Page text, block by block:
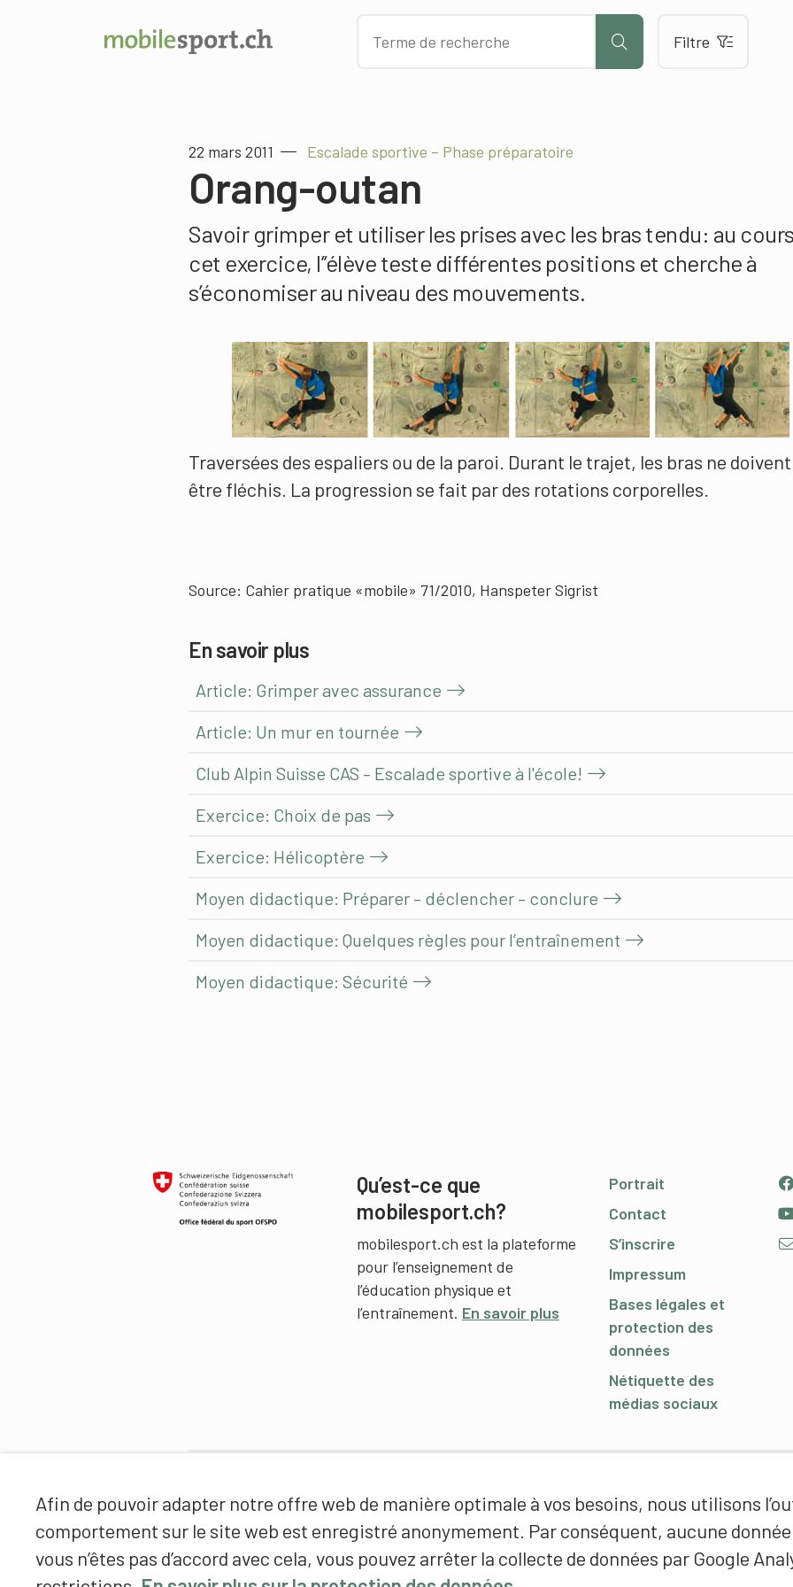
Afin de pouvoir adapter notre offre web de manière optimale à vos besoins, nous utilisons
comportement sur le site web est enregistré anonymement. Par conséquent, aucune
vous n’êtes pas d’accord avec cela, vous pouvez arrêter la collecte de données par Google
Filtre
22 mars 2011 Escalade sportive – Phase préparatoire
Orang-outan
Savoir grimper et utiliser les prises avec les bras tendu: au
cet exercice, l’’élève teste différentes positions et cherche à
s’économiser au niveau des mouvements.
Traversées des espaliers ou de la paroi. Durant le trajet, les bras ne
être fléchis. La progression se fait par des rotations corporelles.
Source: Cahier pratique «mobile» 71/2010, Hanspeter Sigrist
En savoir plus
Article: Grimper avec assurance
Article: Un mur en tournée
Club Alpin Suisse CAS – Escalade sportive à l'école!
Exercice: Choix de pas
Exercice: Hélicoptère
Moyen didactique: Préparer – déclencher – conclure
Moyen didactique: Quelques règles pour l’entraînement
Moyen didactique: Sécurité
Qu’est-ce que
mobilesport.ch?
mobilesport.ch est la plateforme
pour l’enseignement de
l’éducation physique et
l’entraînement. En savoir plus
Portrait
Contact
S’inscrire
Impressum
Bases légales et
protection des
données
Nétiquette des
médias sociaux